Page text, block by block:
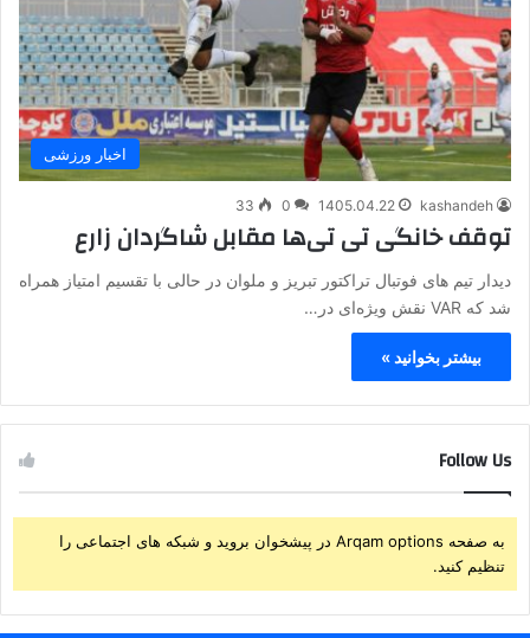
اخبار ورزشی
kashandeh
1405.04.22
0
33
توقف خانگی تی تی‌ها مقابل شاگردان زارع
دیدار تیم های فوتبال تراکتور تبریز و ملوان در حالی با تقسیم امتیاز همراه
شد که VAR نقش ویژه‌ای در…
بیشتر بخوانید »
Follow Us
به صفحه Arqam options در پیشخوان بروید و شبکه های اجتماعی را
تنظیم کنید.